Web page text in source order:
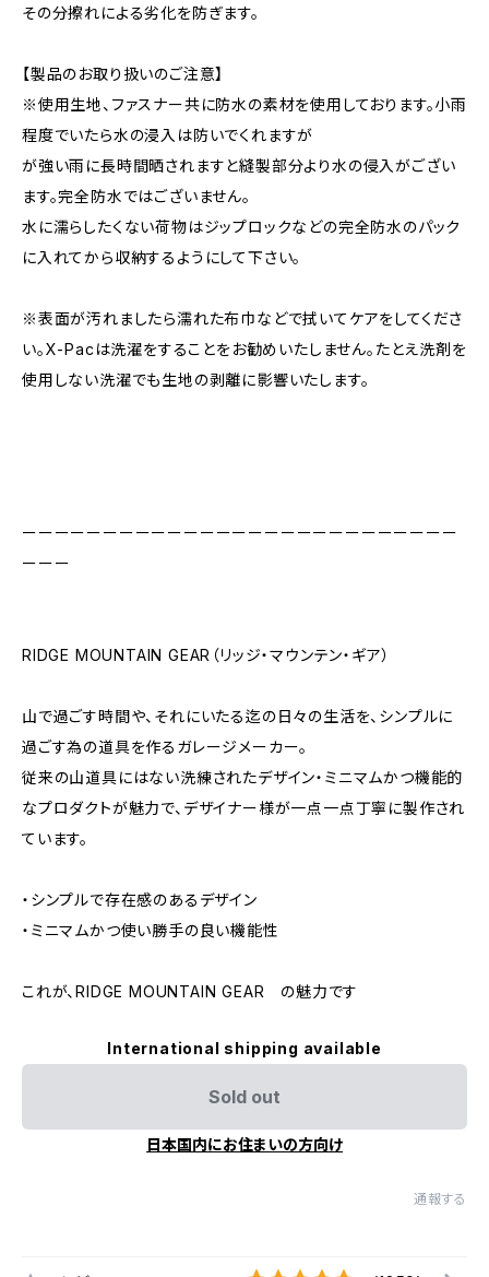
その分擦れによる劣化を防ぎます。
【製品のお取り扱いのご注意】
※使用生地、ファスナー共に防水の素材を使用しております。小雨
程度でいたら水の浸入は防いでくれますが
が強い雨に長時間晒されますと縫製部分より水の侵入がござい
ます。完全防水ではございません。
水に濡らしたくない荷物はジップロックなどの完全防水のパック
に入れてから収納するようにして下さい。
※表面が汚れましたら濡れた布巾などで拭いてケアをしてくださ
い。X-Pacは洗濯をすることをお勧めいたしません。たとえ洗剤を
使用しない洗濯でも生地の剥離に影響いたします。
ーーーーーーーーーーーーーーーーーーーーーーーーーーー
ーーー
RIDGE MOUNTAIN GEAR（リッジ・マウンテン・ギア）
山で過ごす時間や、それにいたる迄の日々の生活を、シンプルに
過ごす為の道具を作るガレージメーカー。
従来の山道具にはない洗練されたデザイン・ミニマムかつ機能的
なプロダクトが魅力で、デザイナー様が一点一点丁寧に製作され
ています。
・シンプルで存在感のあるデザイン
・ミニマムかつ使い勝手の良い機能性
これが、RIDGE MOUNTAIN GEAR の魅力です
International shipping available
Sold out
日本国内にお住まいの方向け
通報する